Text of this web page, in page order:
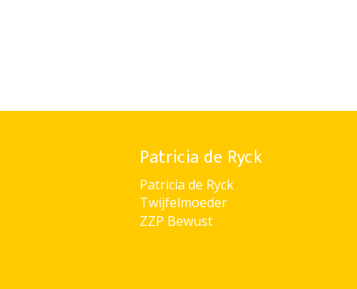
Patricia de Ryck
Patricia de Ryck
Twijfelmoeder
ZZP Bewust